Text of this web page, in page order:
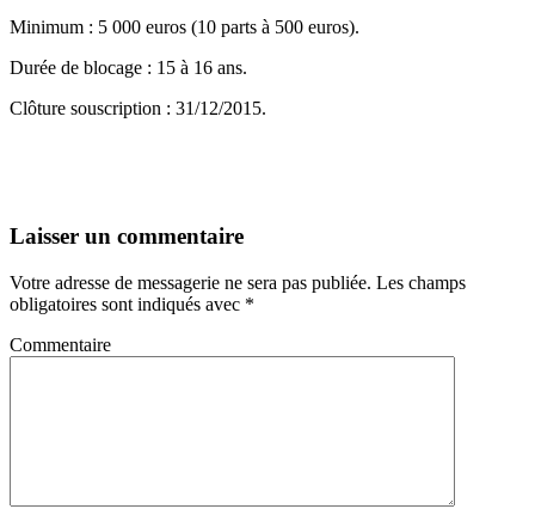
Minimum : 5 000 euros (10 parts à 500 euros).
Durée de blocage : 15 à 16 ans.
Clôture souscription : 31/12/2015.
Laisser un commentaire
Votre adresse de messagerie ne sera pas publiée. Les champs
obligatoires sont indiqués avec *
Commentaire